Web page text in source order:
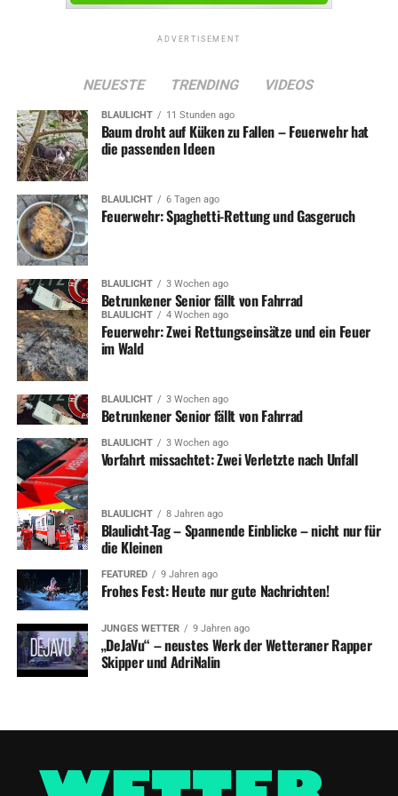
Die Kinder hatten viel aus dieser Begegnung gelernt. Sie
wohlhabend sein sollten, immer auch an die Menschen
zu denken, die nicht so viel Geld haben.
Und wenn sie nicht gestorben sind… 😉
ADVERTISEMENT
Dieses Märchen basiert auf einer wahren Geschichte. Alle
Akteure sind aber frei erfunden. Ähnlichkeit mit
lebenden Personen wäre rein zufällig.
RELATED TOPICS: KOLUMNE
DON'T MISS
Zeitung schickt Stadt-Vize ins Exil
ADVERTISEMENT
NEUESTE TRENDING VIDEOS
BLAULICHT 11 Stunden ago
Baum droht auf Küken zu Fallen – Feuerwehr hat
die passenden Ideen
BLAULICHT 6 Tagen ago
Feuerwehr: Spaghetti-Rettung und Gasgeruch
BLAULICHT 3 Wochen ago
Betrunkener Senior fällt von Fahrrad
BLAULICHT 4 Wochen ago
Feuerwehr: Zwei Rettungseinsätze und ein Feuer
im Wald
BLAULICHT 3 Wochen ago
Betrunkener Senior fällt von Fahrrad
BLAULICHT 3 Wochen ago
Vorfahrt missachtet: Zwei Verletzte nach Unfall
BLAULICHT 8 Jahren ago
Blaulicht-Tag – Spannende Einblicke – nicht nur für
die Kleinen
FEATURED 9 Jahren ago
Frohes Fest: Heute nur gute Nachrichten!
JUNGES WETTER 9 Jahren ago
„DeJaVu“ – neustes Werk der Wetteraner Rapper
Skipper und AdriNalin